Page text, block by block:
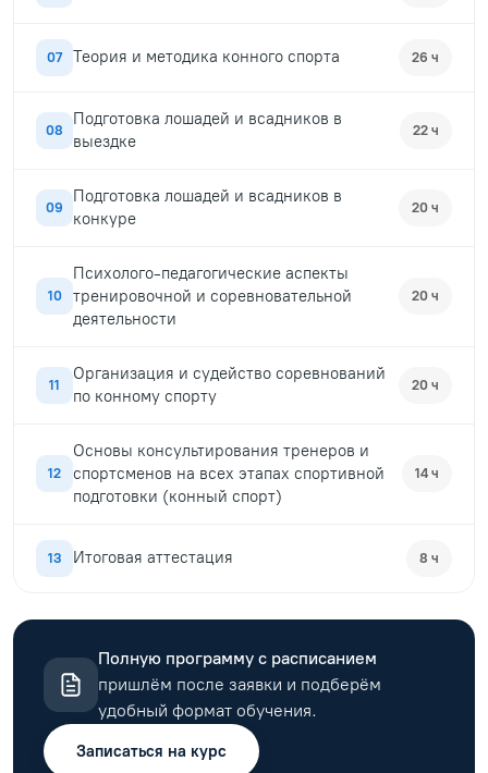
07 Теория и методика конного спорта 26 ч
08
Подготовка лошадей и всадников в
выездке
22 ч
09
Подготовка лошадей и всадников в
конкуре
20 ч
10
Психолого-педагогические аспекты
тренировочной и соревновательной
деятельности
20 ч
11
Организация и судейство соревнований
по конному спорту
20 ч
12
Основы консультирования тренеров и
спортсменов на всех этапах спортивной
подготовки (конный спорт)
14 ч
13 Итоговая аттестация 8 ч
Полную программу с расписанием
пришлём после заявки и подберём
удобный формат обучения.
Записаться на курс